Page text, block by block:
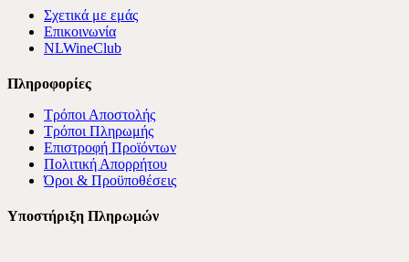
Σχετικά με εμάς
Επικοινωνία
NLWineClub
Πληροφορίες
Τρόποι Αποστολής
Τρόποι Πληρωμής
Επιστροφή Προϊόντων
Πολιτική Απορρήτου
Όροι & Προϋποθέσεις
Υποστήριξη Πληρωμών